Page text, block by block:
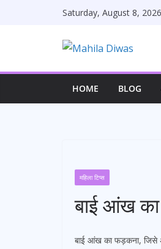
Saturday, August 8, 2026
HOME BLOG
महिला टिप्स
बाई आंख
बाई आंख का फड़कना, जिसे